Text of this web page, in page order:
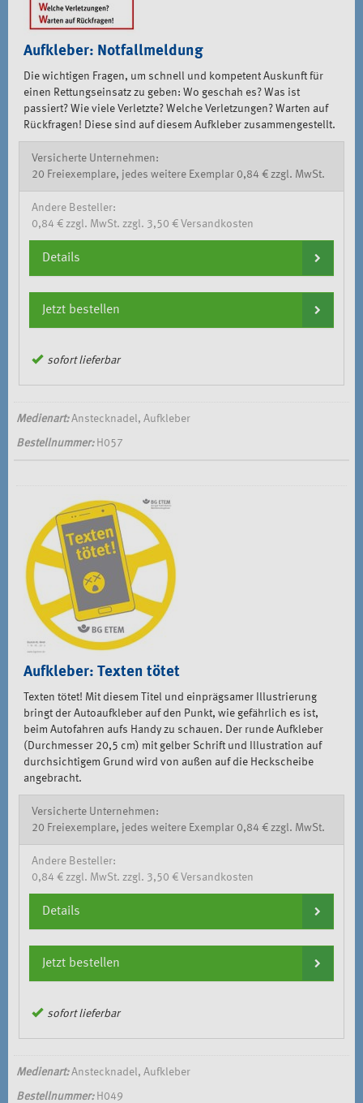
Aufkleber: Notfallmeldung
Die wichtigen Fragen, um schnell und kompetent Auskunft für
einen Rettungseinsatz zu geben: Wo geschah es? Was ist
passiert? Wie viele Verletzte? Welche Verletzungen? Warten auf
Rückfragen! Diese sind auf diesem Aufkleber zusammengestellt.
Versicherte Unternehmen:
20 Freiexemplare, jedes weitere Exemplar 0,84 € zzgl. MwSt.
Andere Besteller:
0,84 € zzgl. MwSt. zzgl. 3,50 € Versandkosten
Details
Jetzt bestellen
sofort lieferbar
Medienart:Anstecknadel, Aufkleber
Bestellnummer:H057
Aufkleber: Texten tötet
Texten tötet! Mit diesem Titel und einprägsamer Illustrierung
bringt der Autoaufkleber auf den Punkt, wie gefährlich es ist,
beim Autofahren aufs Handy zu schauen. Der runde Aufkleber
(Durchmesser 20,5 cm) mit gelber Schrift und Illustration auf
durchsichtigem Grund wird von außen auf die Heckscheibe
angebracht.
Versicherte Unternehmen:
20 Freiexemplare, jedes weitere Exemplar 0,84 € zzgl. MwSt.
Andere Besteller:
0,84 € zzgl. MwSt. zzgl. 3,50 € Versandkosten
Details
Jetzt bestellen
sofort lieferbar
Medienart:Anstecknadel, Aufkleber
Bestellnummer:H049